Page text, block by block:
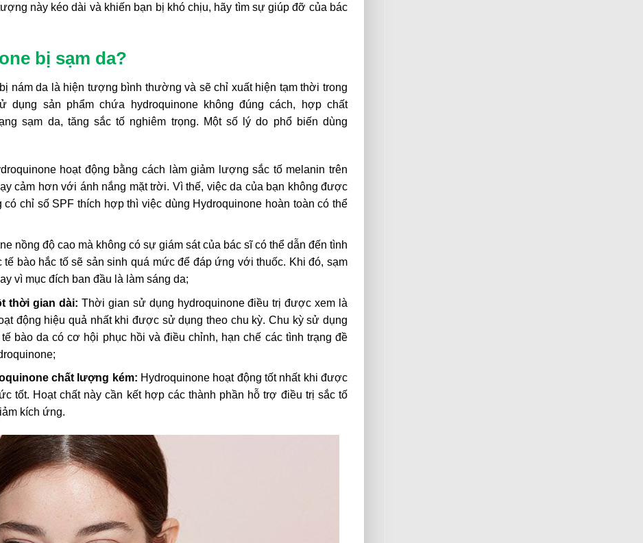
này kéo dài và khiến bạn bị khó chịu, hãy tìm sự giúp đỡ của bác
bị sạm da?
nám da là hiện tượng bình thường và sẽ chỉ xuất hiện tạm thời trong
dụng sản phẩm chứa hydroquinone không đúng cách, hợp chất
sạm da, tăng sắc tố nghiêm trọng. Một số lý do phổ biến dùng
hoạt động bằng cách làm giảm lượng sắc tố melanin trên
cảm hơn với ánh nắng mặt trời. Vì thế, việc da của bạn không được
chỉ số SPF thích hợp thì việc dùng Hydroquinone hoàn toàn có thể
nồng độ cao mà không có sự giám sát của bác sĩ có thể dẫn đến tình
tế bào hắc tố sẽ sản sinh quá mức để đáp ứng với thuốc. Khi đó, sạm
vì mục đích ban đầu là làm sáng da;
thời gian dài: Thời gian sử dụng hydroquinone điều trị được xem là
động hiệu quả nhất khi được sử dụng theo chu kỳ. Chu kỳ sử dụng
bào da có cơ hội phục hồi và điều chỉnh, hạn chế các tình trạng đề
chất lượng kém: Hydroquinone hoạt động tốt nhất khi được
tốt. Hoạt chất này cần kết hợp các thành phần hỗ trợ điều trị sắc tố
kích ứng.